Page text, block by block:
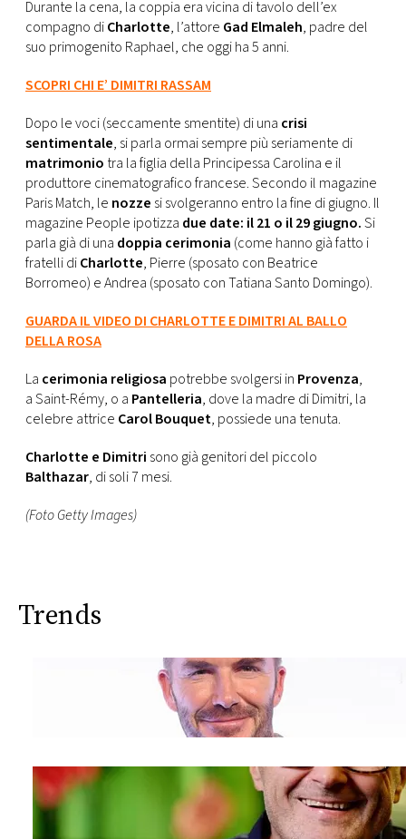
CONSIGLIA
Durante la cena, la coppia era vicina di tavolo dell’ex
compagno diCharlotte, l’attore Gad Elmaleh, padre del
suo primogenito Raphael, che oggi ha 5 anni.
SCOPRI CHI E’ DIMITRI RASSAM
Dopo le voci (seccamente smentite) di una crisi
sentimentale, si parla ormai sempre più seriamente di
matrimonio tra la figlia della Principessa Carolina e il
produttore cinematografico francese. Secondo il magazine
Paris Match, le nozze si svolgeranno entro la fine di giugno. Il
magazine People ipotizza due date: il 21 o il 29 giugno.Si
parla già di una doppia cerimonia (come hanno già fatto i
fratelli diCharlotte, Pierre (sposato con Beatrice
Borromeo) e Andrea (sposato con Tatiana Santo Domingo).
GUARDA IL VIDEO DI CHARLOTTE E DIMITRI AL BALLO
DELLA ROSA
La cerimonia religiosa potrebbe svolgersi in Provenza,
a Saint-Rémy, o a Pantelleria, dove la madre di Dimitri, la
celebre attrice Carol Bouquet, possiede una tenuta.
Charlotte e Dimitri sono già genitori del piccolo
Balthazar, di soli 7 mesi.
(Foto Getty Images)
Trends